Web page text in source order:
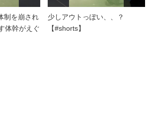
制を崩され
体幹がえぐ
少しアウトっぽい、、？
【#shorts】